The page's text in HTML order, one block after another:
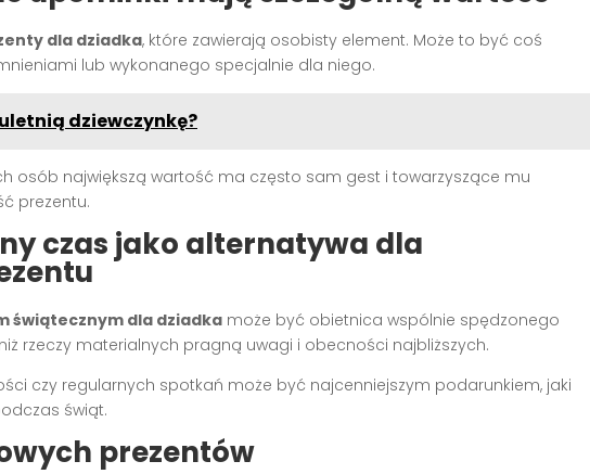
dla dziadka, które zawierają osobisty element. Może to być coś
lub wykonanego specjalnie dla niego.
dziewczynkę?
osób największą wartość ma często sam gest i towarzyszące mu
prezentu.
czas jako alternatywa dla
świątecznym dla dziadka może być obietnica wspólnie spędzonego
rzeczy materialnych pragną uwagi i obecności najbliższych.
czy regularnych spotkań może być najcenniejszym podarunkiem, jaki
świąt.
prezentów